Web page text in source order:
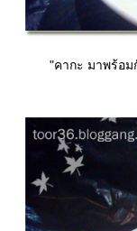
"คากะ มาพร้อม